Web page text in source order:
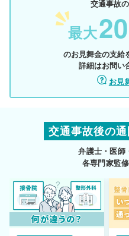
交通事故
最大
のお見舞金の支給
詳細はお問い
お見
交通事故後の
弁護士・医師
各専門家監